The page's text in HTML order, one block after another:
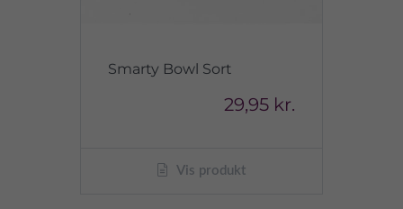
Smarty Bowl Sort
29,95 kr.
Vis produkt